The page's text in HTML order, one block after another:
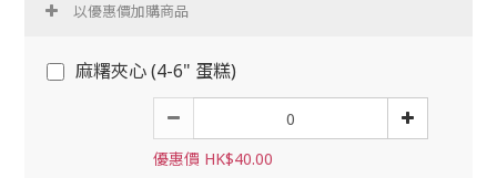
以優惠價加購商品
麻糬夾心 (4-6" 蛋糕)
優惠價 HK$40.00